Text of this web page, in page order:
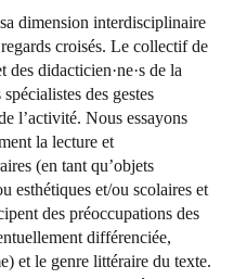
dimension interdisciplinaire
croisés. Le collectif de
des didacticien·ne·s de la
des gestes
l’activité. Nous essayons
la lecture et
(en tant qu’objets
esthétiques et/ou scolaires et
des préoccupations des
différenciée,
et le genre littéraire du texte.